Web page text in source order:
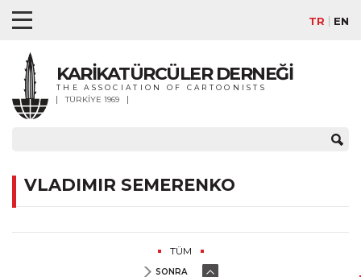
TR EN
KARİKATÜRCÜLER DERNEĞİ
THE ASSOCIATION OF CARTOONISTS
TÜRKİYE 1969
VLADIMIR SEMERENKO
TÜM
SONRA